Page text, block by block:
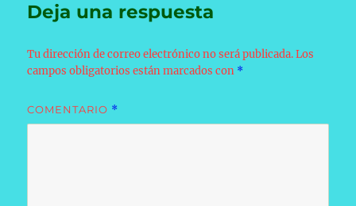
Deja una respuesta
Tu dirección de correo electrónico no será publicada. Los
campos obligatorios están marcados con *
COMENTARIO *